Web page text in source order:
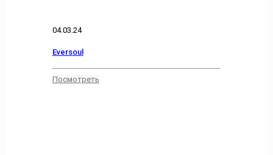
04.03.24
Eversoul
Посмотреть